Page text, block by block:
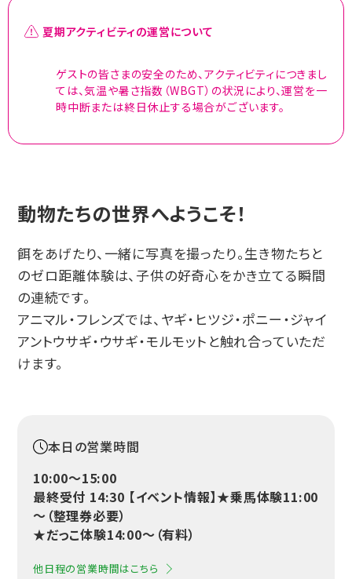
夏期アクティビティの運営について
ゲストの皆さまの安全のため、アクティビティにつきまし
ては、気温や暑さ指数（WBGT）の状況により、運営を一
時中断または終日休止する場合がございます。
動物たちの世界へようこそ！
餌をあげたり、一緒に写真を撮ったり。生き物たちと
のゼロ距離体験は、子供の好奇心をかき立てる瞬間
の連続です。
アニマル・フレンズでは、ヤギ・ヒツジ・ポニー・ジャイ
アントウサギ・ウサギ・モルモットと触れ合っていただ
けます。
本日の営業時間
10:00〜15:00
最終受付 14:30 【イベント情報】★乗馬体験11:00
～（整理券必要）
★だっこ体験14:00～（有料）
他日程の営業時間はこちら